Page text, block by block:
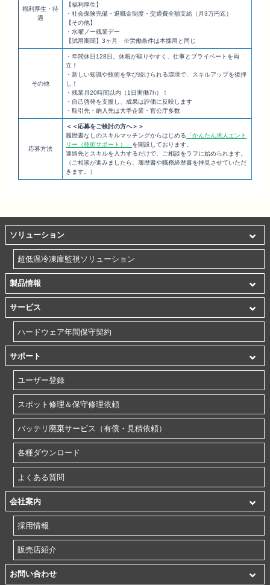
福利厚生・待
遇
【福利厚生】
・社会保険完備・退職金制度・交通費全額支給（月3万円迄）
【その他】
・水曜ノー残業デー
【試用期間】3ヶ月 ※労働条件は本採用と同じ
その他
・年間休日128日。休暇が取りやすく、仕事とプライベートを両
立！
・新しい知識や技術を学び続けられる環境で、スキルアップを後押
し！
・残業月20時間以内（1日実働7h）！
・自己啓発を支援し、成果は評価に反映します
・取引先・納入先は大手企業・官公庁多数
応募方法
＜＜応募をご検討の方へ＞＞
履歴書なしのスキルマッチングからはじめる
「かんたん求人エント
リー（技術サポート）」 を開設しております。
連絡先とスキルを入力するだけで、ご相談をラフに始められます。
（ご相談が進みましたら、履歴書や職務経歴書を拝見させていただ
きます。）
ソリューション
超低温冷凍庫監視ソリューション
製品情報
サービス
ハードウェア年間保守契約
サポート
ユーザー登録
スポット修理＆保守修理依頼
バッテリ廃棄サービス（有償・見積依頼）
各種ダウンロード
よくある質問
会社案内
採用情報
販売店紹介
お問い合わせ